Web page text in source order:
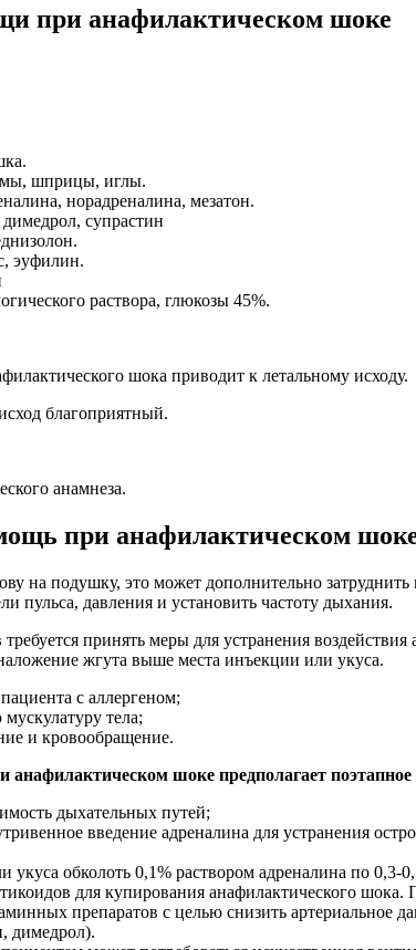
при анафилактическом шоке
шприцы, иглы.
норадреналина, мезатон.
супрастин
эуфилин.
раствора, глюкозы 45%.
шока приводит к летальному исходу.
благоприятный.
анамнеза.
при анафилактическом
на подушку, это может дополнительно
пульса, давления и установить частоту дыхания.
принять меры для устранения
жгута выше места инъекции или укуса.
с аллергеном;
тела;
и кровообращение.
шоке предполагает
дыхательных путей;
введение адреналина для устранения
укуса обколоть 0,1% раствором адреналина по 0,3-
для купирования анафилактического
препаратов с целью снизить артериальное
димедрол).